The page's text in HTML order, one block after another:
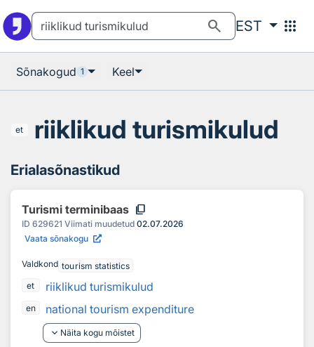
search EST apps
Sõnakogud 1 Keel
et riiklikud turismikulud
Erialasõnastikud
Turismi terminibaas content_copy
ID 629621 Viimati muudetud 02.07.2026
Vaata sõnakogu
Valdkond tourism statistics
et
riiklikud turismikulud
en
national tourism expenditure
keyboard_arrow_down Näita kogu mõistet